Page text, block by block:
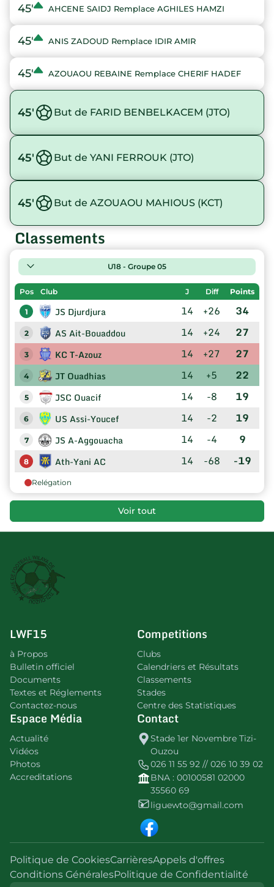
45' AHCENE SAIDJ Remplace AGHILES HAMZI
45' ANIS ZADOUD Remplace IDIR AMIR
45' AZOUAOU REBAINE Remplace CHERIF HADEF
45' But de FARID BENBELKACEM (JTO)
45' But de YANI FERROUK (JTO)
45' But de AZOUAOU MAHIOUS (KCT)
Classements
U18 - Groupe 05
Pos Club J Diff Points
1 JS Djurdjura 14 +26 34
2 AS Ait-Bouaddou 14 +24 27
3 KC T-Azouz 14 +27 27
4 JT Ouadhias 14 +5 22
5 JSC Ouacif 14 -8 19
6 US Assi-Youcef 14 -2 19
7 JS A-Aggouacha 14 -4 9
8 Ath-Yani AC 14 -68 -19
Relégation
Voir tout
LWF15
à Propos
Bulletin officiel
Documents
Textes et Réglements
Contactez-nous
Competitions
Clubs
Calendriers et Résultats
Classements
Stades
Centre des Statistiques
Espace Média
Actualité
Vidéos
Photos
Accreditations
Contact
Stade 1er Novembre Tizi-
Ouzou
026 11 55 92 // 026 10 39 02
BNA : 00100581 02000
35560 69
liguewto@gmail.com
Politique de CookiesCarrièresAppels d'offres
Conditions GénéralesPolitique de Confidentialité